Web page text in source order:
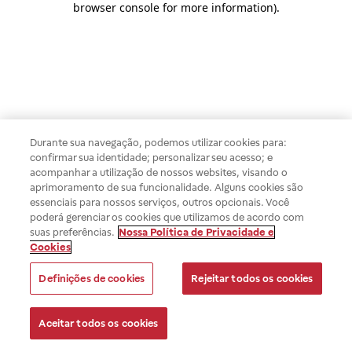
browser console for more information).
Durante sua navegação, podemos utilizar cookies para:
confirmar sua identidade; personalizar seu acesso; e
acompanhar a utilização de nossos websites, visando o
aprimoramento de sua funcionalidade. Alguns cookies são
essenciais para nossos serviços, outros opcionais. Você
poderá gerenciar os cookies que utilizamos de acordo com
suas preferências. Nossa Política de Privacidade e
Cookies
Definições de cookies Rejeitar todos os cookies
Aceitar todos os cookies